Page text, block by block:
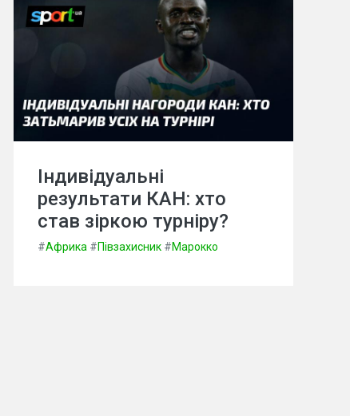
Індивідуальні
результати КАН: хто
став зіркою турніру?
#Африка #Півзахисник #Марокко